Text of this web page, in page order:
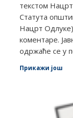
текстом
Статута
Нацрт
коментаре.
одржаће се у
Прикажи још